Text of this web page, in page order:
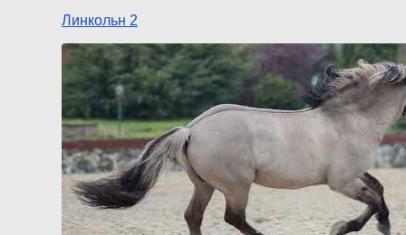
Линкольн 2